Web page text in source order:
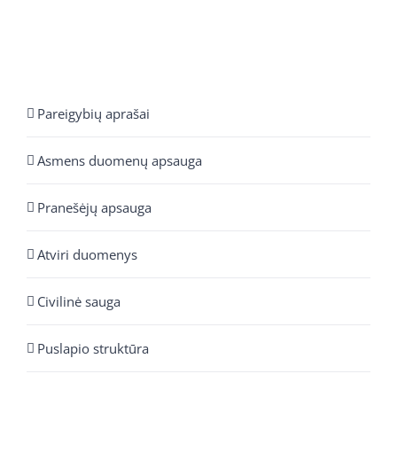
Pareigybių aprašai
Asmens duomenų apsauga
Pranešėjų apsauga
Atviri duomenys
Civilinė sauga
Puslapio struktūra